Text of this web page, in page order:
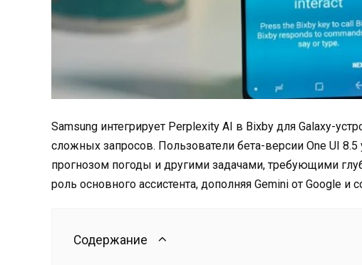
Samsung интегрирует Perplexity AI в Bixby для Galaxy-
сложных запросов. Пользователи бета-версии One UI
прогнозом погоды и другими задачами, требующими
роль основного ассистента, дополняя Gemini от Google и
Содержание